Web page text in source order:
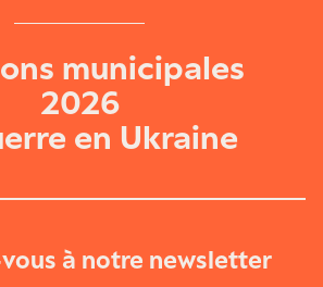
municipales
2026
en Ukraine
à notre newsletter